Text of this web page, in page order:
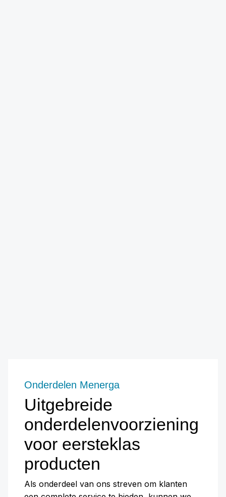
Uitgebreide
onderdelenvoorziening
voor eersteklas
producten
Onderdelen Menerga
Als onderdeel van ons streven om klanten